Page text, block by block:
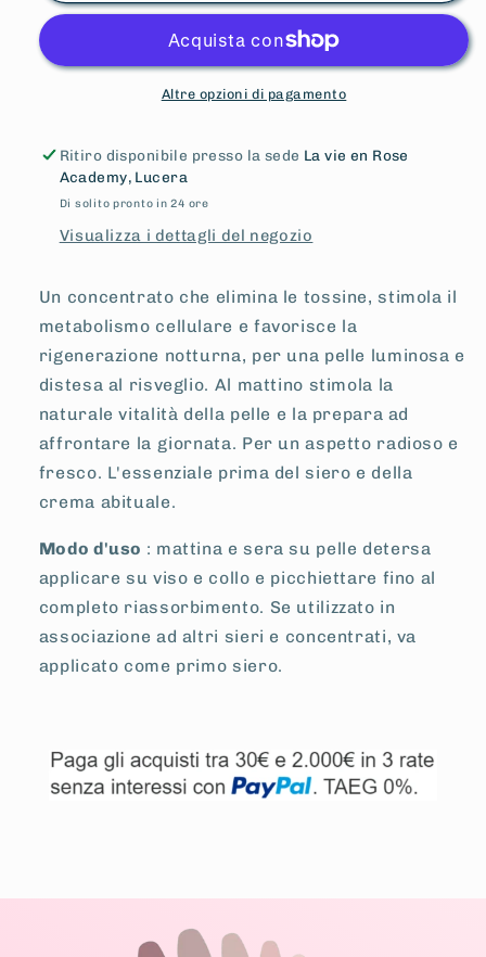
RIGENERAZIONE
CELLULARE
RIGENERAZIONE
CELLULARE
Altre opzioni di pagamento
Ritiro disponibile presso la sede La vie en Rose
Academy, Lucera
Di solito pronto in 24 ore
Visualizza i dettagli del negozio
Un concentrato che elimina le tossine, stimola il
metabolismo cellulare e favorisce la
rigenerazione notturna, per una pelle luminosa e
distesa al risveglio. Al mattino stimola la
naturale vitalità della pelle e la prepara ad
affrontare la giornata. Per un aspetto radioso e
fresco. L'essenziale prima del siero e della
crema abituale.
Modo d'uso : mattina e sera su pelle detersa
applicare su viso e collo e picchiettare fino al
completo riassorbimento. Se utilizzato in
associazione ad altri sieri e concentrati, va
applicato come primo siero.